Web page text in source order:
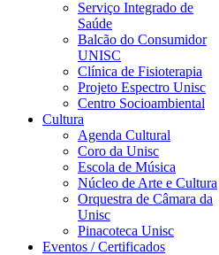
Serviço Integrado de
Saúde
Balcão do Consumidor
UNISC
Clínica de Fisioterapia
Projeto Espectro Unisc
Centro Socioambiental
Cultura
Agenda Cultural
Coro da Unisc
Escola de Música
Núcleo de Arte e Cultura
Orquestra de Câmara da
Unisc
Pinacoteca Unisc
Eventos / Certificados